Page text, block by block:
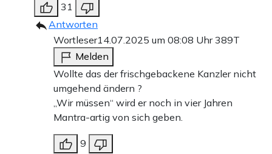
31
Antworten
Wortleser14.07.2025 um 08:08 Uhr389T
Melden
Wollte das der frischgebackene Kanzler nicht
umgehend ändern ?
„Wir müssen“ wird er noch in vier Jahren
Mantra-artig von sich geben.
9